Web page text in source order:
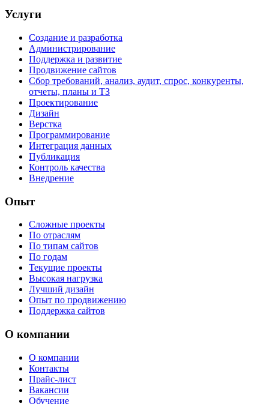
Услуги
Создание и разработка
Администрирование
Поддержка и развитие
Продвижение сайтов
Сбор требований, анализ, аудит, спрос, конкуренты,
отчеты, планы и ТЗ
Проектирование
Дизайн
Верстка
Программирование
Интеграция данных
Публикация
Контроль качества
Внедрение
Опыт
Сложные проекты
По отраслям
По типам сайтов
По годам
Текущие проекты
Высокая нагрузка
Лучший дизайн
Опыт по продвижению
Поддержка сайтов
О компании
О компании
Контакты
Прайс-лист
Вакансии
Обучение